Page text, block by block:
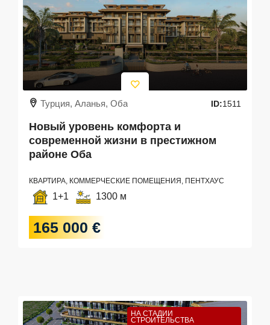
Турция, Аланья, Оба ID:1511
Новый уровень комфорта и
современной жизни в престижном
районе Оба
КВАРТИРА, КОММЕРЧЕСКИЕ ПОМЕЩЕНИЯ, ПЕНТХАУС
1+1 1300 м
165 000 €
НА СТАДИИ
СТРОИТЕЛЬСТВА